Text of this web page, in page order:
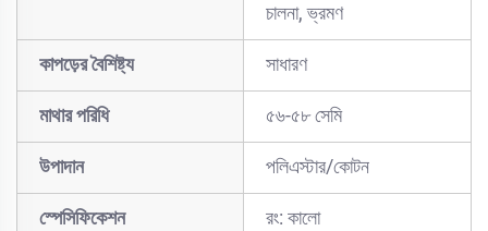
চালনা, ভ্রমণ
কাপড়ের বৈশিষ্ট্য সাধারণ
মাথার পরিধি ৫৬-৫৮ সেমি
উপাদান পলিএস্টার/কোটন
স্পেসিফিকেশন রং: কালো